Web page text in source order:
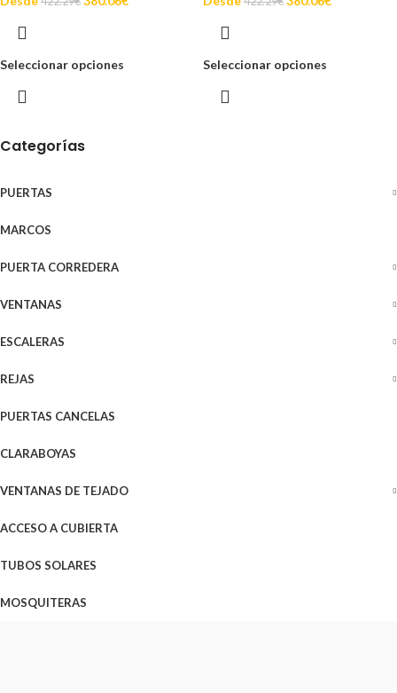
Categorías
PUERTAS
MARCOS
PUERTA CORREDERA
VENTANAS
ESCALERAS
REJAS
PUERTAS CANCELAS
CLARABOYAS
VENTANAS DE TEJADO
ACCESO A CUBIERTA
TUBOS SOLARES
MOSQUITERAS
Seleccionar opciones Seleccionar opciones